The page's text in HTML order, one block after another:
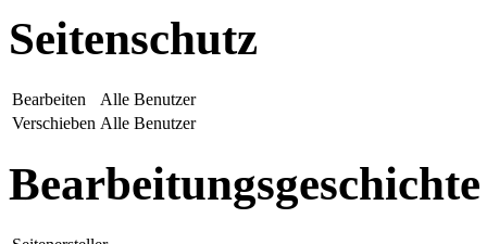
Seitenschutz
Bearbeiten
Alle Benutzer
Verschieben Alle Benutzer
Bearbeitungsgeschichte